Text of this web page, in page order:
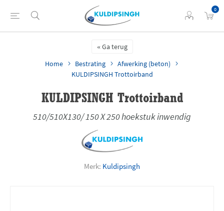
0
Ga terug
Home
Bestrating
Afwerking (beton)
KULDIPSINGH Trottoirband
KULDIPSINGH Trottoirband
510/510X130/ 150 X 250 hoekstuk inwendig
Merk: Kuldipsingh